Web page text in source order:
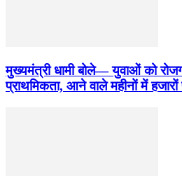
मुख्यमंत्री धामी बोले— युवाओं को
प्राथमिकता, आने वाले महीनों में हजारों